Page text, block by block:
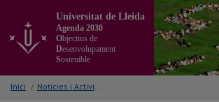
contingut
principal
la
pàgina
Universitat de Lleida
Agenda 2030
Objectius de
Desenvolupament
Sostenible
Inici / Noticies i Activitats/Accions